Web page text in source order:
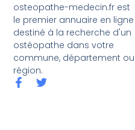
osteopathe-medecin.fr est
le premier annuaire en ligne
destiné à la recherche d'un
ostéopathe dans votre
commune, département ou
région.